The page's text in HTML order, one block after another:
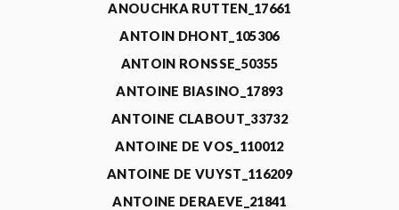
ANOUCHKA RUTTEN_17661
ANTOIN DHONT_105306
ANTOIN RONSSE_50355
ANTOINE BIASINO_17893
ANTOINE CLABOUT_33732
ANTOINE DE VOS_110012
ANTOINE DE VUYST_116209
ANTOINE DERAEVE_21841